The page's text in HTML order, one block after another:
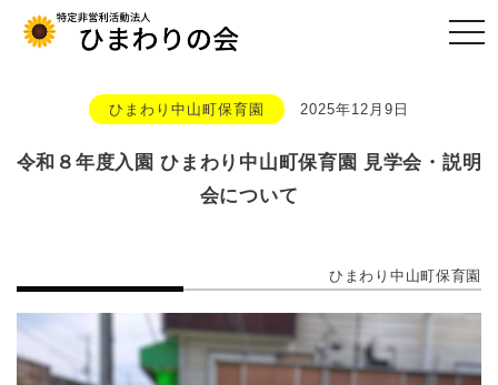
ひまわり中山町保育園 2025年12月9日
令和８年度入園 ひまわり中山町保育園 見学会・説明
会について
ひまわり中山町保育園